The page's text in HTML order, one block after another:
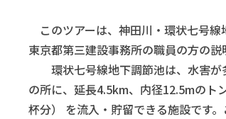
このツアーは、神田川・環状七号
東京都第三建設事務所の職員の方の説
環状七号線地下調節池は、水害が
の所に、延長4.5km、内径12.5mのト
杯分） を流入・貯留できる施設です